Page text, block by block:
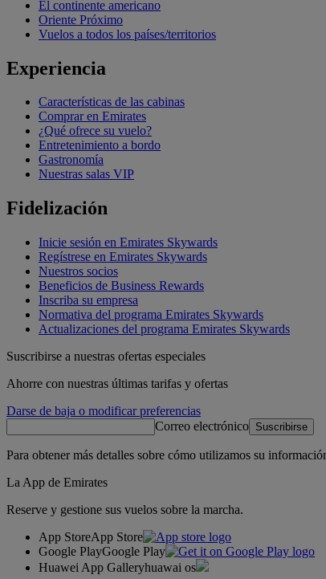
El continente americano
Oriente Próximo
Vuelos a todos los países/territorios
Experiencia
Características de las cabinas
Comprar en Emirates
¿Qué ofrece su vuelo?
Entretenimiento a bordo
Gastronomía
Nuestras salas VIP
Fidelización
Inicie sesión en Emirates Skywards
Regístrese en Emirates Skywards
Nuestros socios
Beneficios de Business Rewards
Inscriba su empresa
Normativa del programa Emirates Skywards
Actualizaciones del programa Emirates Skywards
Suscribirse a nuestras ofertas especiales
Ahorre con nuestras últimas tarifas y ofertas
Darse de baja o modificar preferencias
Correo electrónico Suscribirse
Para obtener más detalles sobre cómo utilizamos su
La App de Emirates
Reserve y gestione sus vuelos sobre la marcha.
App StoreApp Store
Google PlayGoogle Play
Huawei App Galleryhuawai os